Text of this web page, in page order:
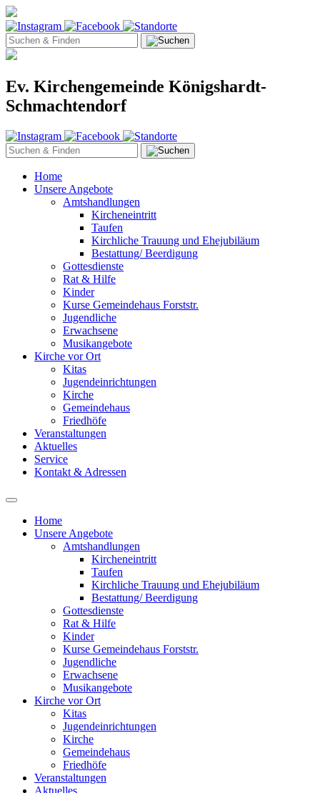
Ev. Kirchengemeinde Königshardt-
Schmachtendorf
Home
Unsere Angebote
Amtshandlungen
Kircheneintritt
Taufen
Kirchliche Trauung und Ehejubiläum
Bestattung/ Beerdigung
Gottesdienste
Rat & Hilfe
Kinder
Kurse Gemeindehaus Forststr.
Jugendliche
Erwachsene
Musikangebote
Kirche vor Ort
Kitas
Jugendeinrichtungen
Kirche
Gemeindehaus
Friedhöfe
Veranstaltungen
Aktuelles
Service
Kontakt & Adressen
Home
Unsere Angebote
Amtshandlungen
Kircheneintritt
Taufen
Kirchliche Trauung und Ehejubiläum
Bestattung/ Beerdigung
Gottesdienste
Rat & Hilfe
Kinder
Kurse Gemeindehaus Forststr.
Jugendliche
Erwachsene
Musikangebote
Kirche vor Ort
Kitas
Jugendeinrichtungen
Kirche
Gemeindehaus
Friedhöfe
Veranstaltungen
Aktuelles